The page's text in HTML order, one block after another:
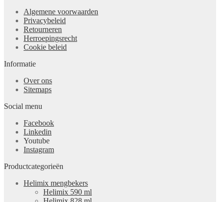
Algemene voorwaarden
Privacybeleid
Retourneren
Herroepingsrecht
Cookie beleid
Informatie
Over ons
Sitemaps
Social menu
Facebook
Linkedin
Youtube
Instagram
Productcategorieën
Helimix mengbekers
Helimix 590 ml